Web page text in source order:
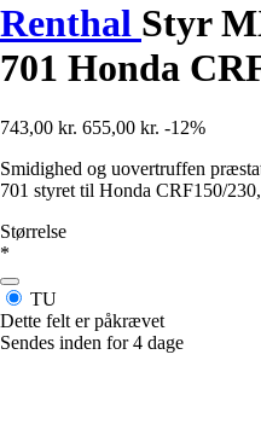
Renthal Styr
701 Honda
743,00 kr. 655,00 kr. -12%
Smidighed og uovertruffen
701 styret til Honda CRF150/
Størrelse
*
TU
Dette felt er påkrævet
Sendes inden for 4 dage